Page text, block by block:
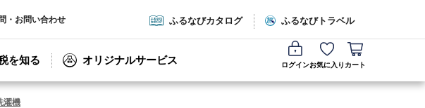
・お問い合わせ ふるなびカタログ ふるなびトラベル
を知る オリジナルサービス ログインお気に入り カート
濯機